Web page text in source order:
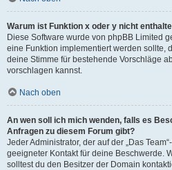
Warum ist Funktion x oder y nicht
Diese Software wurde von phpBB Limited
eine Funktion implementiert werden sollte,
deine Stimme für bestehende Vorschläge
vorschlagen kannst.
Nach oben
An wen soll ich mich wenden, falls es
Anfragen zu diesem Forum gibt?
Jeder Administrator, der auf der „Das
geeigneter Kontakt für deine Beschwerde.
solltest du den Besitzer der Domain